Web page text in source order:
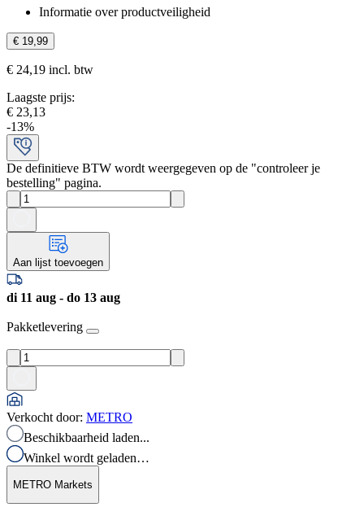
Informatie over productveiligheid
€ 19,99
€ 24,19 incl. btw
Laagste prijs:
€ 23,13
-13%
De definitieve BTW wordt weergegeven op de "controleer je
bestelling" pagina.
Aan lijst toevoegen
di 11 aug - do 13 aug
Pakketlevering
Verkocht door: METRO
Beschikbaarheid laden...
Winkel wordt geladen…
METRO Markets